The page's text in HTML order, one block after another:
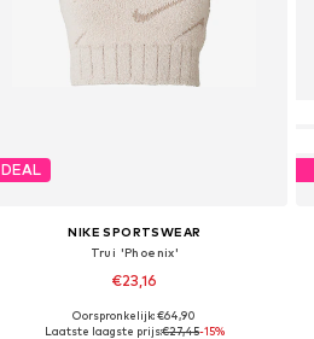
DEAL
NIKE SPORTSWEAR
Trui 'Phoenix'
€23,16
Beschikbare maten: XS, S, M, L, XL
Oorspronkelijk: €64,90
Laatste laagste prijs:€27,45-15%